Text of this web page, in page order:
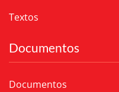
Textos
Documentos
Documentos